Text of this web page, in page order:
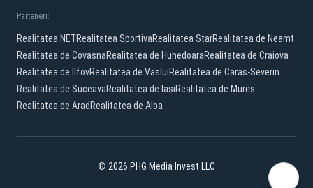
Parteneri:
Realitatea.NETRealitatea SportivaRealitatea StarRealitatea de Neamt
Realitatea de CovasnaRealitatea de HunedoaraRealitatea de Craiova
Realitatea de IlfovRealitatea de VasluiRealitatea de Caras-Severin
Realitatea de SuceavaRealitatea de IasiRealitatea de Mures
Realitatea de Arad Realitatea de Alba
© 2026 PHG Media Invest LLC